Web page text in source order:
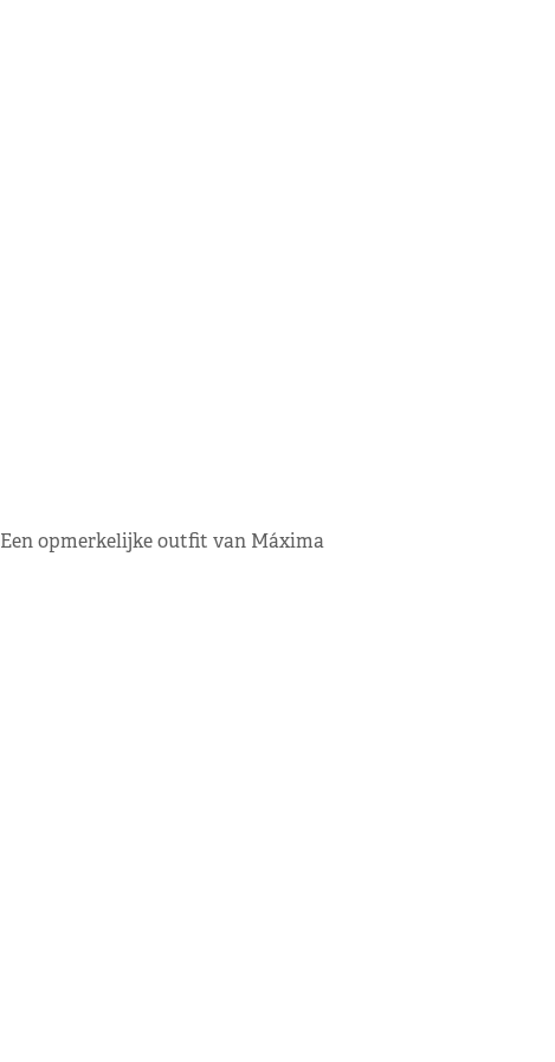
Een opmerkelijke outfit van Máxima